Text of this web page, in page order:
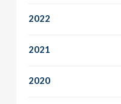
2022
2021
2020